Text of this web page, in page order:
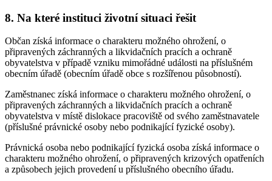
8. Na které instituci životní situaci řešit
Občan získá informace o charakteru možného ohrožení, o
připravených záchranných a likvidačních pracích a ochraně
obyvatelstva v případě vzniku mimořádné události na příslušném
obecním úřadě (obecním úřadě obce s rozšířenou působností).
Zaměstnanec získá informace o charakteru možného ohrožení, o
připravených záchranných a likvidačních pracích a ochraně
obyvatelstva v místě dislokace pracoviště od svého zaměstnavatele
(příslušné právnické osoby nebo podnikající fyzické osoby).
Právnická osoba nebo podnikající fyzická osoba získá informace o
charakteru možného ohrožení, o připravených krizových opatřeních
a způsobech jejich provedení u příslušného obecního úřadu.